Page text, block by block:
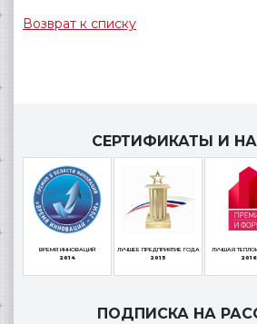
Возврат к списку
СЕРТИФИКАТЫ И
ВРЕМЯ ИННОВАЦИЙ
2014
ЛУЧШЕЕ ПРЕДПРИЯТИЕ ГОДА
2015
ЛУЧШАЯ
2016
ПОДПИСКА НА